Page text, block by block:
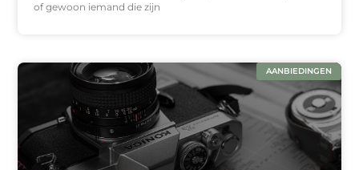
of gewoon iemand die zijn
AANBIEDINGEN